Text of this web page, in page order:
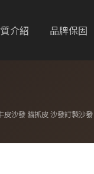
介紹 品牌保固
皮沙發 貓抓皮 沙發訂製沙發